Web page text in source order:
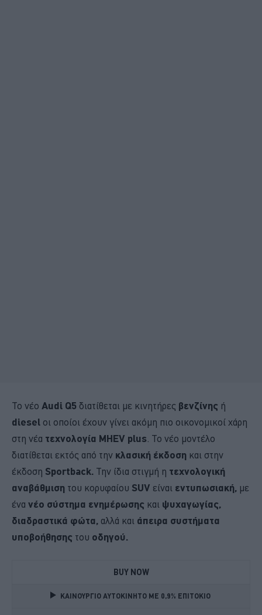
Το νέο Audi Q5 διατίθεται με κινητήρες βενζίνης ή
diesel οι οποίοι έχουν γίνει ακόμη πιο οικονομικοί χάρη
στη νέα τεχνολογία MHEV plus . Το νέο μοντέλο
διατίθεται εκτός από την κλασική έκδοση και στην
έκδοση Sportback. Την ίδια στιγμή η τεχνολογική
αναβάθμιση του κορυφαίου SUV είναι εντυπωσιακή, με
ένα νέο σύστημα ενημέρωσης και ψυχαγωγίας,
διαδραστικά φώτα, αλλά και άπειρα συστήματα
υποβοήθησης του οδηγού.
BUY NOW
ΚΑΙΝΟΥΡΓΙΟ ΑΥΤΟΚΙΝΗΤΟ ΜΕ 0,9% ΕΠΙΤΟΚΙΟ